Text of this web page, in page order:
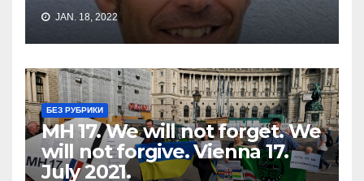
JAN. 18, 2022
БЕЗ РУБРИКИ
MH 17. We will not forget. We
will not forgive. Vienna 17.
July 2021.